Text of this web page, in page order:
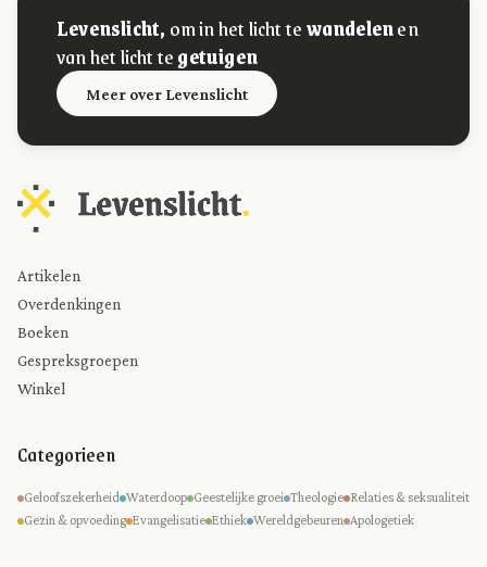
Levenslicht, om in het licht tewandelenen
van het licht tegetuigen
Meer over Levenslicht
Artikelen
Overdenkingen
Boeken
Gespreksgroepen
Winkel
Categorieen
Geloofszekerheid Waterdoop Geestelijke groei Theologie Relaties & seksualiteit
Gezin & opvoeding Evangelisatie Ethiek Wereldgebeuren Apologetiek